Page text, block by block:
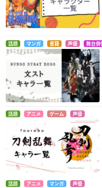
話題 マンガ 書籍 声優 舞台俳
話題 アニメ ゲーム 声優
話題 アニメ マンガ 声優